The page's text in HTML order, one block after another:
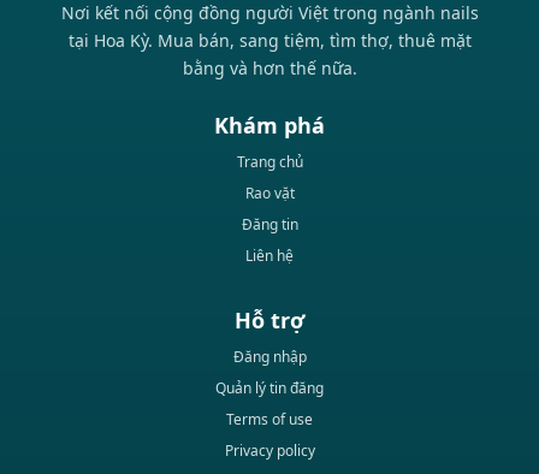
Nơi kết nối cộng đồng người Việt trong ngành nails
tại Hoa Kỳ. Mua bán, sang tiệm, tìm thợ, thuê mặt
bằng và hơn thế nữa.
Khám phá
Trang chủ
Rao vặt
Đăng tin
Liên hệ
Hỗ trợ
Đăng nhập
Quản lý tin đăng
Terms of use
Privacy policy